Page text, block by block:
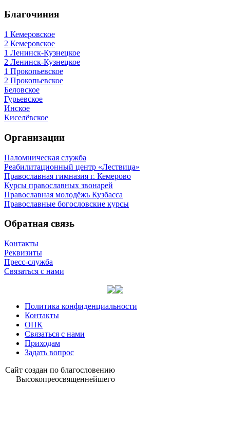
Благочиния
1 Кемеровское
2 Кемеровское
1 Ленинск-Кузнецкое
2 Ленинск-Кузнецкое
1 Прокопьевское
2 Прокопьевское
Беловское
Гурьевское
Инское
Киселёвское
Организации
Паломническая служба
Реабилитационный центр «Лествица»
Православная гимназия г. Кемерово
Курсы православных звонарей
Православная молодёжь Кузбасса
Православные богословские курсы
Обратная связь
Контакты
Реквизиты
Пресс-служба
Связаться с нами
Политика конфиденциальности
Контакты
ОПК
Связаться с нами
Приходам
Задать вопрос
Сайт со­здан по бла­го­сло­ве­нию
Вы­со­ко­прео­свя­щен­ней­ше­го